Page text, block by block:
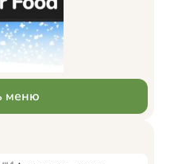
меню